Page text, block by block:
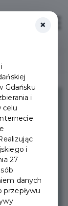
×
Gdańsku
i
celu
i
27
danych
przepływu